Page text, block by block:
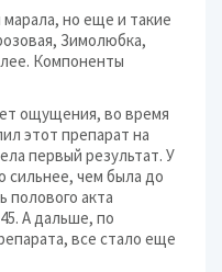
но еще и такие
Зимолюбка,
Компоненты
ощущения, во время
этот препарат на
первый результат. У
сильнее, чем была до
полового акта
А дальше, по
все стало еще